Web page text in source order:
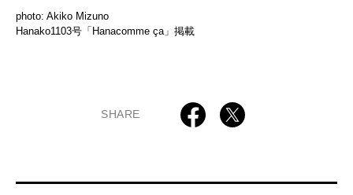
photo: Akiko Mizuno
Hanako1103号「Hanacomme ça」掲載
SHARE